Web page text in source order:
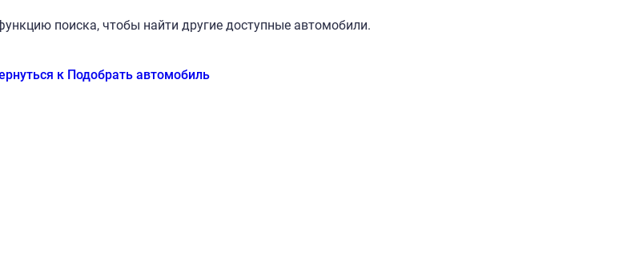
поиска, чтобы найти другие доступные автомобили.
к Подобрать автомобиль